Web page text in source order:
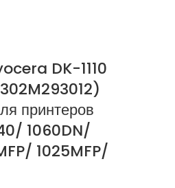
DK-1110
принтеров
1060DN/
1025MFP/